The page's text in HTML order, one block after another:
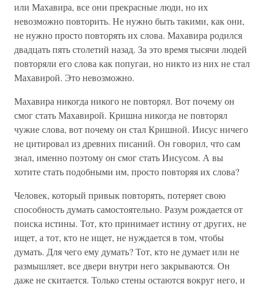
или Махавира, все они прекрасные люди, но их
невозможно повторить. Не нужно быть такими, как они,
не нужно просто повторять их слова. Махавира родился
двадцать пять столетий назад. За это время тысячи людей
повторяли его слова как попугаи, но никто из них не стал
Махавирой. Это невозможно.
Махавира никогда никого не повторял. Вот почему он
смог стать Махавирой. Кришна никогда не повторял
чужие слова, вот почему он стал Кришной. Иисус ничего
не цитировал из древних писаний. Он говорил, что сам
знал, именно поэтому он смог стать Иисусом. А вы
хотите стать подобными им, просто повторяя их слова?
Человек, который привык повторять, потеряет свою
способность думать самостоятельно. Разум рождается от
поиска истины. Тот, кто принимает истину от других, не
ищет, а тот, кто не ищет, не нуждается в том, чтобы
думать. Для чего ему думать? Тот, кто не думает или не
размышляет, все двери внутри него закрываются. Он
даже не скитается. Только стены остаются вокруг него, и